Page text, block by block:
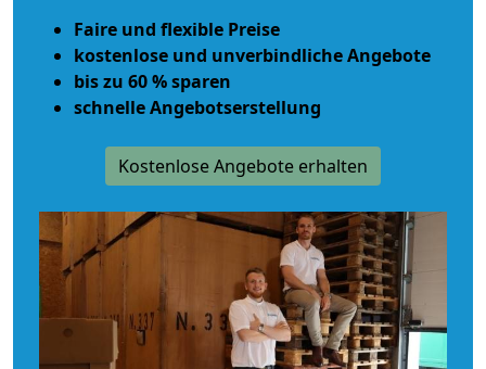
Faire und flexible Preise
kostenlose und unverbindliche Angebote
bis zu 60 % sparen
schnelle Angebotserstellung
Kostenlose Angebote erhalten